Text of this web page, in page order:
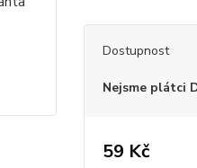
Dostupnost
Nejsme plátci
59 Kč